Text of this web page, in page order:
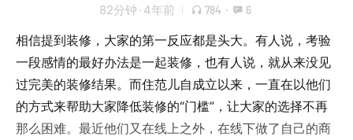
82分钟 · 4年前 784 · 6
相信提到装修，大家的第一反应都是头大。有人说，考验
一段感情的最好办法是一起装修，也有人说，就从来没见
过完美的装修结果。而住范儿自成立以来，一直在以他们
的方式来帮助大家降低装修的“门槛”，让大家的选择不再
那么困难。最近他们又在线上之外，在线下做了自己的商